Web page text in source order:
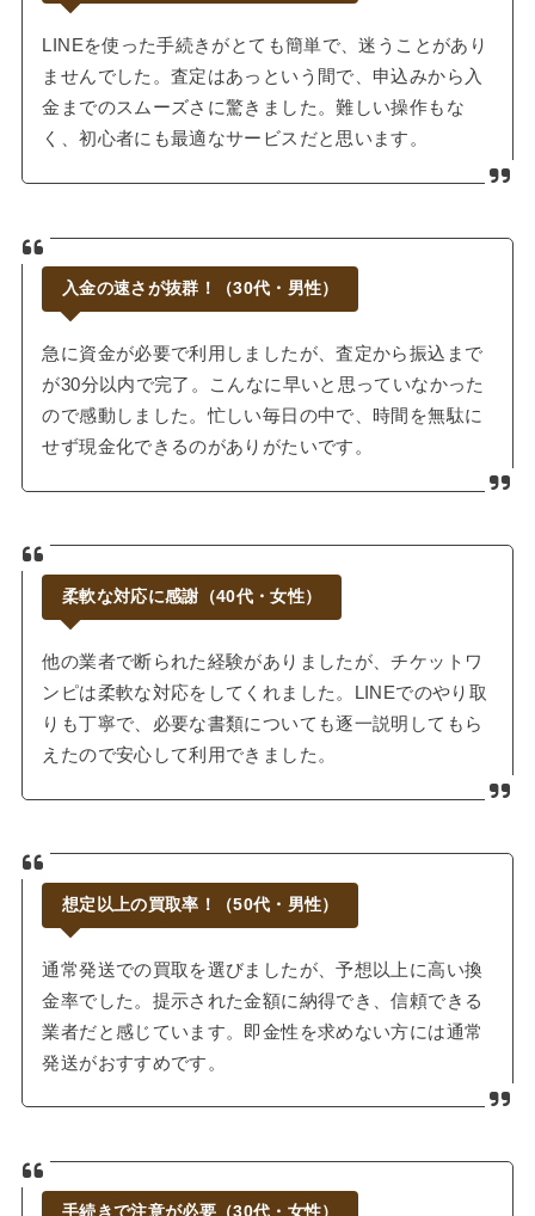
LINEを使った手続きがとても簡単で、迷うことがあり
ませんでした。査定はあっという間で、申込みから入
金までのスムーズさに驚きました。難しい操作もな
く、初心者にも最適なサービスだと思います。
入金の速さが抜群！（30代・男性）
急に資金が必要で利用しましたが、査定から振込まで
が30分以内で完了。こんなに早いと思っていなかった
ので感動しました。忙しい毎日の中で、時間を無駄に
せず現金化できるのがありがたいです。
柔軟な対応に感謝（40代・女性）
他の業者で断られた経験がありましたが、チケットワ
ンピは柔軟な対応をしてくれました。LINEでのやり取
りも丁寧で、必要な書類についても逐一説明してもら
えたので安心して利用できました。
想定以上の買取率！（50代・男性）
通常発送での買取を選びましたが、予想以上に高い換
金率でした。提示された金額に納得でき、信頼できる
業者だと感じています。即金性を求めない方には通常
発送がおすすめです。
手続きで注意が必要（30代・女性）